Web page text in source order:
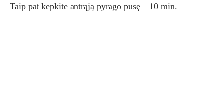
Taip pat kepkite antrąją pyrago pusę – 10 min.